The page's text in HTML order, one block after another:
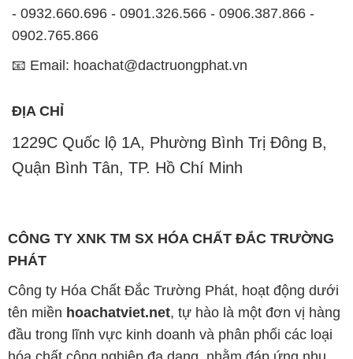
ĐỊA CHỈ
1229C Quốc lộ 1A, Phường Bình Trị Đông B,
Quận Bình Tân, TP. Hồ Chí Minh
CÔNG TY XNK TM SX HÓA CHẤT ĐẮC TRƯỜNG
PHÁT
đầu trong lĩnh vực kinh doanh và phân phối các loại
hóa chất công nghiệp đa dạng, nhằm đáp ứng nhu
cầu sử dụng của khách hàng một cách tốt nhất.
Chúng tôi cam kết mang đến sự hài lòng và đáp ứng
mọi nhu cầu của khách hàng với tiêu chí hàng đầu.